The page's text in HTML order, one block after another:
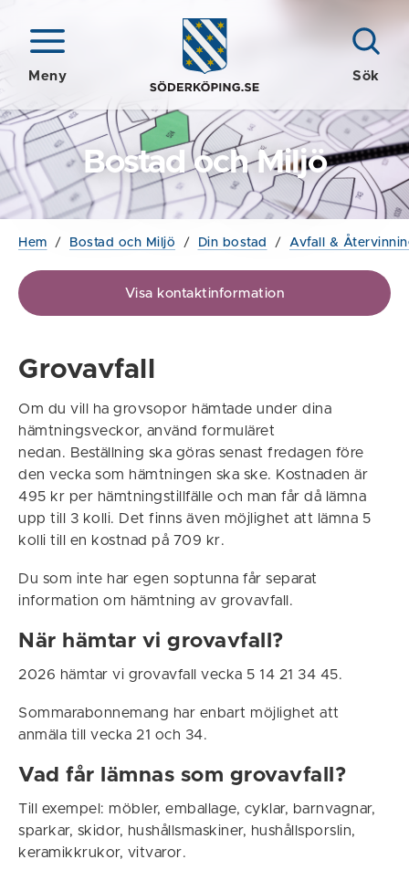
Meny Sök
Bostad och Miljö
Hem / Bostad och Miljö / Din bostad / Avfall &
Visa kontaktinformation
Grovavfall
Om du vill ha grovsopor hämtade under dina
hämtningsveckor, använd formuläret
nedan. Beställning ska göras senast fredagen före
den vecka som hämtningen ska ske. Kostnaden är
495 kr per hämtningstillfälle och man får då lämna
upp till 3 kolli. Det finns även möjlighet att lämna 5
kolli till en kostnad på 709 kr.
Du som inte har egen soptunna får separat
information om hämtning av grovavfall.
När hämtar vi grovavfall?
2026 hämtar vi grovavfall vecka 5 14 21 34 45.
Sommarabonnemang har enbart möjlighet att
anmäla till vecka 21 och 34.
Vad får lämnas som grovavfall?
Till exempel: möbler, emballage, cyklar, barnvagnar,
sparkar, skidor, hushållsmaskiner, hushållsporslin,
keramikkrukor, vitvaror.